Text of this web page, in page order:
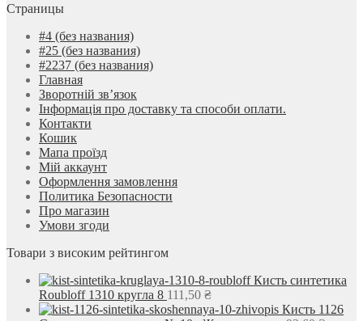
Страницы
#4 (без названия)
#25 (без названия)
#2237 (без названия)
Главная
Зворотній зв’язок
Інформація про доставку та способи оплати.
Контакти
Кошик
Мапа проїзд
Мій аккаунт
Оформлення замовлення
Политика Безопасности
Про магазин
Умови згоди
Товари з високим рейтингом
Кисть синтетика
Roubloff 1310 кругла 8 111,50 ₴
Кисть 1126